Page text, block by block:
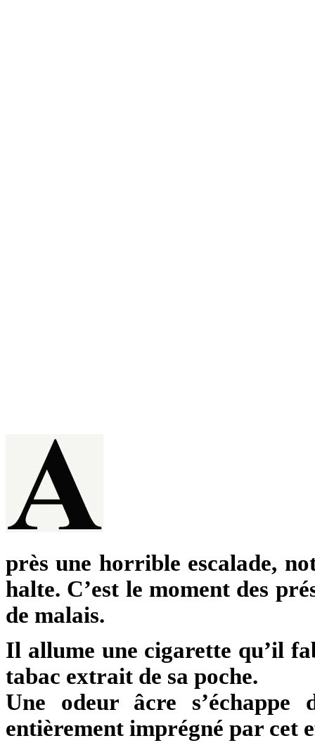
près une horrible escalade,
halte. C’est le moment des
de malais.
Il allume une cigarette qu’il
tabac extrait de sa poche.
Une odeur âcre
entièrement imprégné par cet